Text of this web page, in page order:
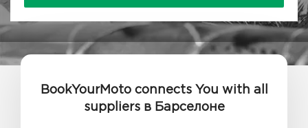
BookYourMoto connects You with all
suppliers в Барселоне